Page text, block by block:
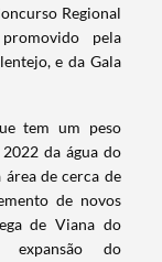
Regional
pela
e da Gala
tem um peso
da água do
de cerca de
de novos
de Viana do
do